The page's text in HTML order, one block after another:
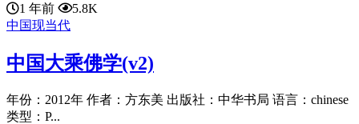
1 年前
5.8K
中国现当代
中国大乘佛学(v2)
年份：2012年 作者：方东美 出版社：中华书局 语言：chinese
类型：P...